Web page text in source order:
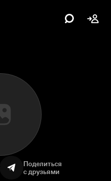
Поделиться
с друзьями